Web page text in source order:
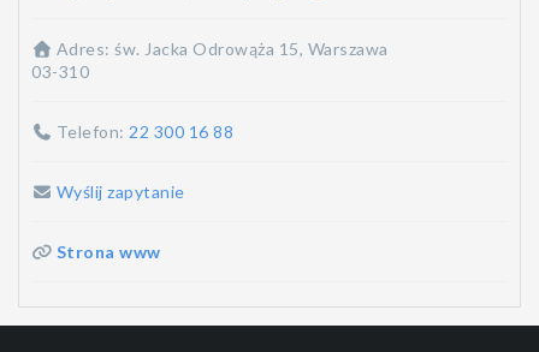
Adres: św. Jacka Odrowąża 15, Warszawa
03-310
Telefon: 22 300 16 88
Wyślij zapytanie
Strona www